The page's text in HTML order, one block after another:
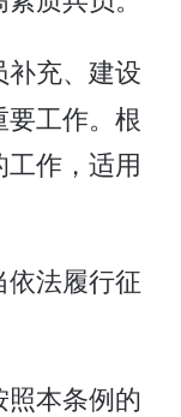
充、建设
工作。根
作，适用
法履行征
本条例的